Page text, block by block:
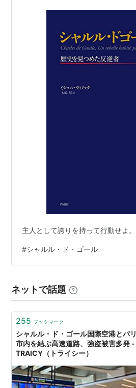
主人として誇りを持って行動せよ。
#シャルル・ド・ゴール
ネットで話題
255 ブックマーク
シャルル・ド・ゴール国際空港とパリ
市内を結ぶ高速道路、強盗被害多発 -
TRAICY（トライシー）